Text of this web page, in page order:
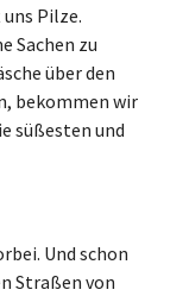
Pilze.
Sachen zu
über den
bekommen wir
süßesten und
Und schon
Straßen von